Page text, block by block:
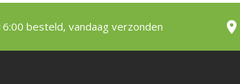
besteld, vandaag verzonden